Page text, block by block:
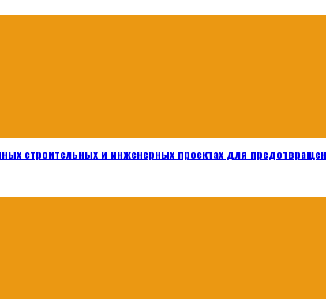
строительных и инженерных проектах для